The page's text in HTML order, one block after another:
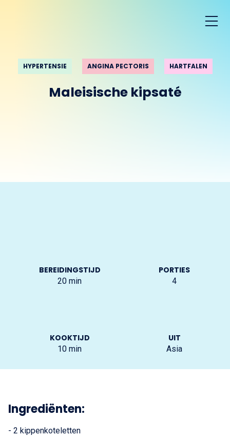
HYPERTENSIE ANGINA PECTORIS HARTFALEN
Maleisische kipsaté
BEREIDINGSTIJD
20 min
KOOKTIJD
10 min
PORTIES
4
UIT
Asia
Ingrediënten:
- 2 kippenkoteletten